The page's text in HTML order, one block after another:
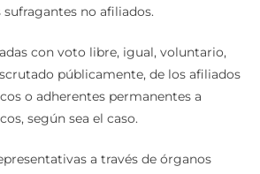
no afiliados.
con voto libre, igual, voluntario,
públicamente, de los afiliados
o adherentes permanentes a
según sea el caso.
a través de órganos